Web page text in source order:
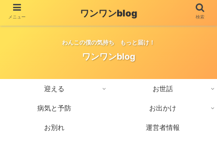
わんこの僕の気持ち もっと届け！
ワンワンblog
迎える お世話
病気と予防 お出かけ
お別れ 運営者情報
メニュー ワンワンblog 検索